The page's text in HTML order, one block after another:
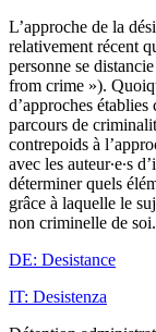
L’approche de la
relativement récent
personne se
from crime »).
d’approches
parcours de
contrepoids à
avec les auteur∙e∙s
déterminer quels
grâce à laquelle le
non criminelle de soi.
DE: Desistance
IT: Desistenza